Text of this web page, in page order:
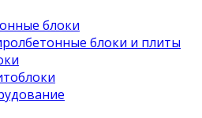
блоки
блоки и плиты